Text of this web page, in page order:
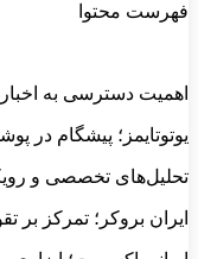
فهرست محتوا
اهمیت دسترسی به
یوتوتایمز؛ پیشگام در
تحلیل‌های تخصصی و
ایران بروکر؛ تمرکز بر